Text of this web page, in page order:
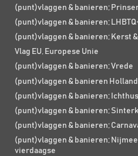
(punt)vlaggen & banieren;
(punt)vlaggen & banieren;
(punt)vlaggen & banieren; Kerst
Vlag EU, Europese Unie
(punt)vlaggen & banieren; Vrede
(punt)vlaggen & banieren Holland
(punt)vlaggen & banieren; Ichthus
(punt)vlaggen & banieren;
(punt)vlaggen & banieren;
(punt)vlaggen & banieren;
vierdaagse